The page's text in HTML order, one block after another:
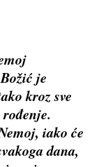
je
kroz sve
iako će
dana,